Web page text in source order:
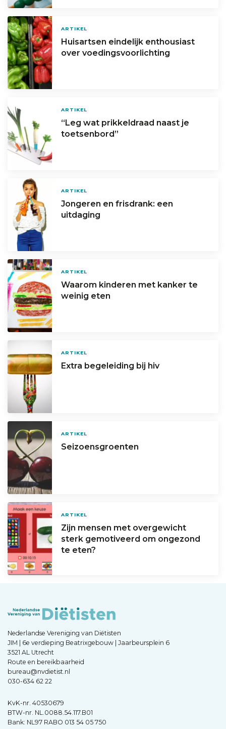
ARTIKEL
Huisartsen eindelijk enthousiast
over voedingsvoorlichting
ARTIKEL
“Leg wat prikkeldraad naast je
toetsenbord”
ARTIKEL
Jongeren en frisdrank: een
uitdaging
ARTIKEL
Waarom kinderen met kanker te
weinig eten
ARTIKEL
Extra begeleiding bij hiv
ARTIKEL
Seizoensgroenten
ARTIKEL
Zijn mensen met overgewicht
sterk gemotiveerd om ongezond
te eten?
Nederlandse Vereniging van Diëtisten
JIM | 6e verdieping Beatrixgebouw | Jaarbeursplein 6
3521 AL Utrecht
Route en bereikbaarheid
bureau@nvdietist.nl
030-634 62 22
KvK-nr. 40530679
BTW-nr. NL.0088.54.117.B01
Bank: NL97 RABO 013 54 05 750